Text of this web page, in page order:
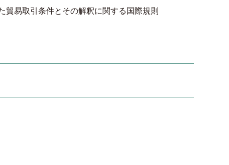
貿易取引条件とその解釈に関する国際規則